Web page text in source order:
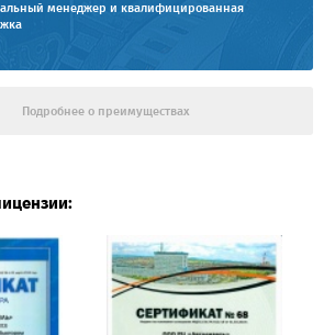
менеджер и квалифицированная
Подробнее о преимуществах